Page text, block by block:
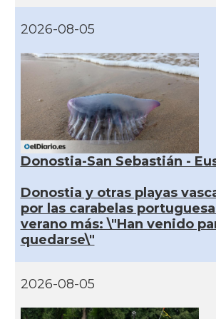
2026-08-05
Donostia-San Sebastián -
Donostia y otras playas
por las carabelas
verano más: \"Han venido
quedarse\"
2026-08-05